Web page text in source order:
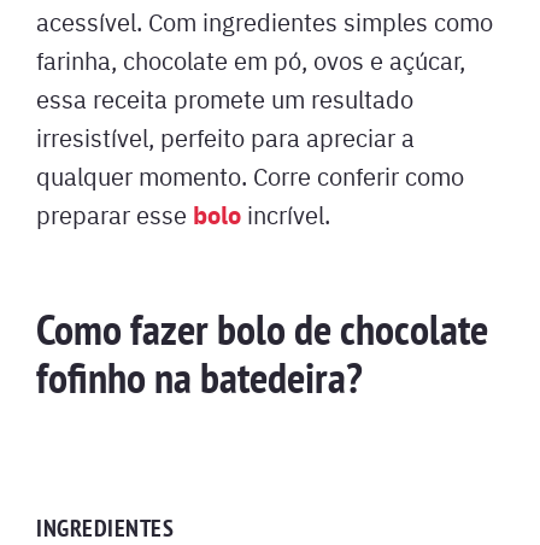
acessível. Com ingredientes simples como
farinha, chocolate em pó, ovos e açúcar,
essa receita promete um resultado
irresistível, perfeito para apreciar a
qualquer momento. Corre conferir como
preparar esse bolo incrível.
Como fazer bolo de chocolate
fofinho na batedeira?
INGREDIENTES